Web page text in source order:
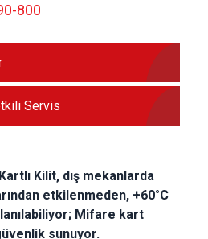
800
Servis
Kilit, dış mekanlarda
etkilenmeden, +60°C
Mifare kart
sunuyor.